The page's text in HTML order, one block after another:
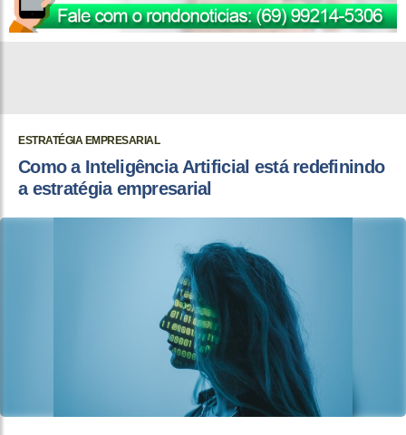
ESTRATÉGIA EMPRESARIAL
Como a Inteligência Artificial está redefinindo
a estratégia empresarial